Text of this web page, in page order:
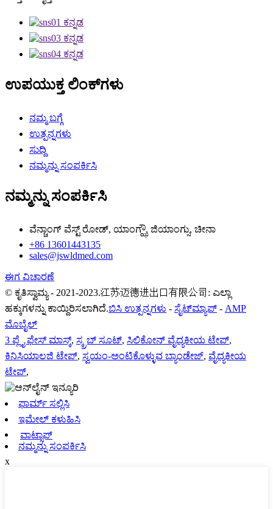
ಉಪಯುಕ್ತ ಲಿಂಕ್‌ಗಳು
ನಮ್ಮ ಬಗ್ಗೆ
ಉತ್ಪನ್ನಗಳು
ಸುದ್ದಿ
ನಮ್ಮನ್ನು ಸಂಪರ್ಕಿಸಿ
ನಮ್ಮನ್ನು ಸಂಪರ್ಕಿಸಿ
ವೆನ್ಚಾಂಗ್ ವೆಸ್ಟ್ ರೋಡ್, ಯಾಂಗ್ಝೌ, ಜಿಯಾಂಗ್ಸು, ಚೀನಾ
+86 13601443135
sales@jswldmed.com
ಈಗ ವಿಚಾರಣೆ
© ಕೃತಿಸ್ವಾಮ್ಯ - 2021-2023.江苏迈德进出口有限公司: ಎಲ್ಲಾ
ಹಕ್ಕುಗಳನ್ನು ಕಾಯ್ದಿರಿಸಲಾಗಿದೆ.ಬಿಸಿ ಉತ್ಪನ್ನಗಳು - ಸೈಟ್‌ಮ್ಯಾಪ್ - AMP
ಮೊಬೈಲ್
3 ಪ್ಲೈ ಫೇಸ್ ಮಾಸ್ಕ್, ಸ್ಕ್ರಬ್ ಸೂಟ್, ಸಿಲಿಕೋನ್ ವೈದ್ಯಕೀಯ ಟೇಪ್,
ಕಿನಿಸಿಯಾಲಜಿ ಟೇಪ್, ಸ್ವಯಂ-ಅಂಟಿಕೊಳ್ಳುವ ಬ್ಯಾಂಡೇಜ್, ವೈದ್ಯಕೀಯ
ಟೇಪ್,
ಫಾರ್ಮ್ ಸಲ್ಲಿಸಿ
ಇಮೇಲ್ ಕಳುಹಿಸಿ
ವಾಟ್ಸಾಪ್
ನಮ್ಮನ್ನು ಸಂಪರ್ಕಿಸಿ
x